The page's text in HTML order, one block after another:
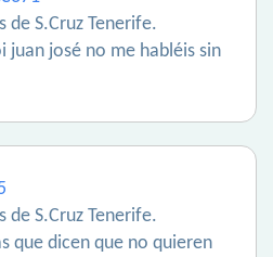
de S.Cruz Tenerife.
juan josé no me habléis sin
de S.Cruz Tenerife.
que dicen que no quieren